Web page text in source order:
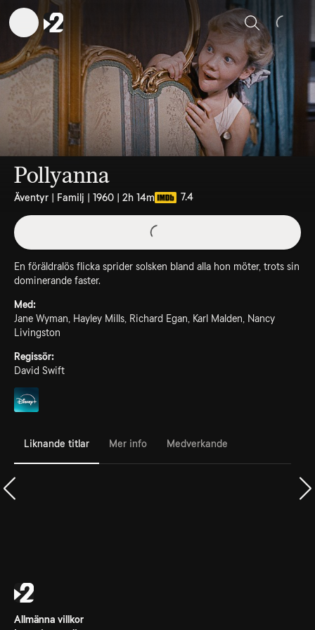
Sök
Pollyanna
Äventyr | Familj | 1960 | 2h 14m 7.4
En föräldralös flicka sprider solsken bland alla hon möter, trots sin
dominerande faster.
Med:
Jane Wyman, Hayley Mills, Richard Egan, Karl Malden, Nancy
Livingston
Regissör:
David Swift
Liknande titlar Mer info Medverkande
Allmänna villkor